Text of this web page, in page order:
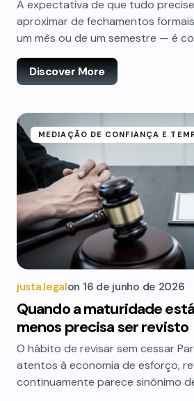
A expectativa de que tudo
aproximar de fechamentos
um mês ou de um semestre — é
Discover More
MEDIAÇÃO DE CONFIANÇA E
justa.legalon 16 de junho de 2026
Quando a maturidade
menos precisa ser revisto
O hábito de revisar sem cessar
atentos à economia de esforço,
continuamente parece sinônimo